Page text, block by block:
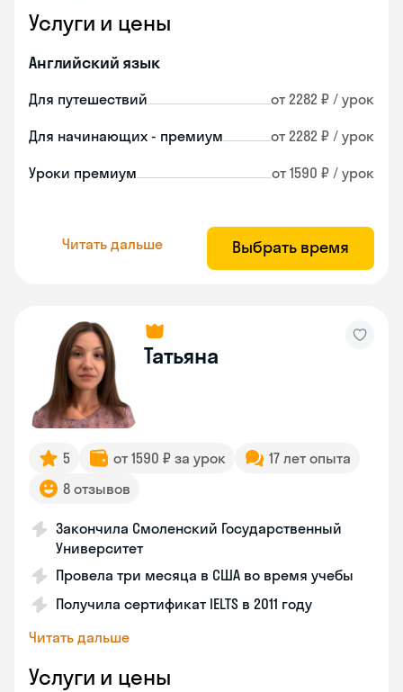
Услуги и цены
Английский язык
Для путешествий от 2282 ₽ / урок
Для начинающих - премиум от 2282 ₽ / урок
Уроки премиум от 1590 ₽ / урок
Читать дальше Выбрать время
Татьяна
5 от 1590 ₽ за урок
17 лет опыта
8 отзывов
Закончила Смоленский Государственный
Университет
Провела три месяца в США во время учебы
Получила сертификат IELTS в 2011 году
Читать дальше
Услуги и цены